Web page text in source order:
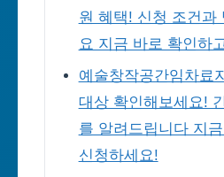
원 혜택! 신청 조건과
요 지금 바로 확인하
예술창작공간임차료
대상 확인해보세요!
를 알려드립니다 지
신청하세요!